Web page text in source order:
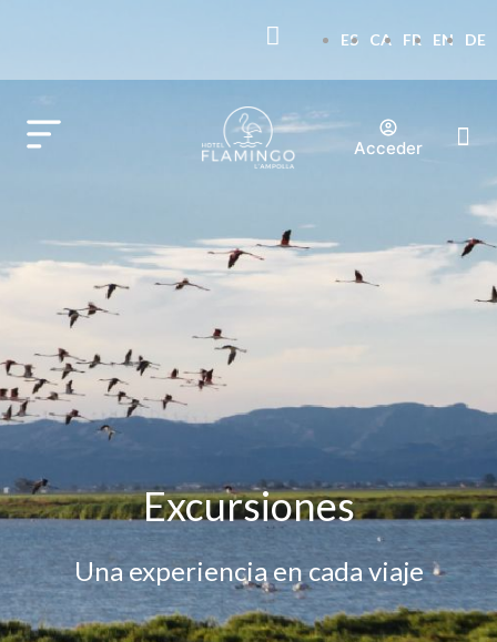
ES CA FR EN DE
Acceder
Excursiones
Una experiencia en cada viaje